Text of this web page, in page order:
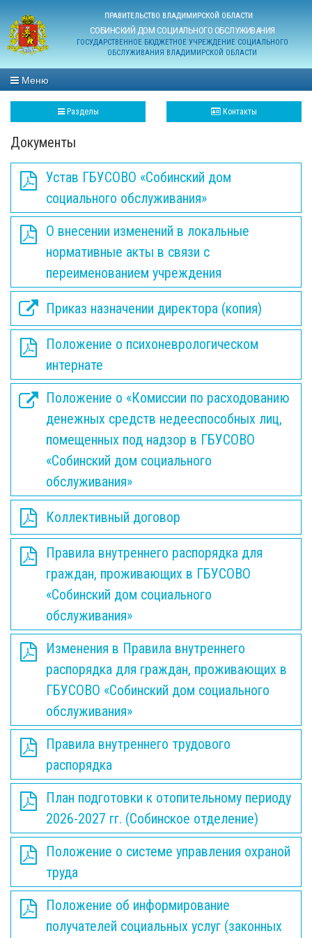
ПРАВИТЕЛЬСТВО ВЛАДИМИРСКОЙ ОБЛАСТИ
СОБИНСКИЙ ДОМ СОЦИАЛЬНОГО ОБСЛУЖИВАНИЯ
ГОСУДАРСТВЕННОЕ БЮДЖЕТНОЕ УЧРЕЖДЕНИЕ СОЦИАЛЬНОГО
ОБСЛУЖИВАНИЯ ВЛАДИМИРСКОЙ ОБЛАСТИ
Меню
Разделы Контакты
Документы
Устав ГБУСОВО «Собинский дом
социального обслуживания»
О внесении изменений в локальные
нормативные акты в связи с
переименованием учреждения
Приказ назначении директора (копия)
Положение о психоневрологическом
интернате
Положение о «Комиссии по расходованию
денежных средств недееспособных лиц,
помещенных под надзор в ГБУСОВО
«Собинский дом социального
обслуживания»
Коллективный договор
Правила внутреннего распорядка для
граждан, проживающих в ГБУСОВО
«Собинский дом социального
обслуживания»
Изменения в Правила внутреннего
распорядка для граждан, проживающих в
ГБУСОВО «Собинский дом социального
обслуживания»
Правила внутреннего трудового
распорядка
План подготовки к отопительному периоду
2026-2027 гг. (Собинское отделение)
Положение о системе управления охраной
труда
Положение об информирование
получателей социальных услуг (законных